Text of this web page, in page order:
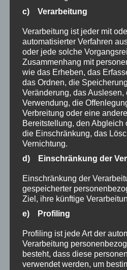
Böllerschützen!
Kunsthandwerkermarkt
Sperrung Alpweg
Azubi gesucht
Jetzt auch bei
Weg Hochgratstraße
Altbürgermeister
Ehrenbürger von
Kirchenkonzert
Fußweg
Sperrung Dorfplatz
Forstarbeiten
Mitarbeiter gesucht!
Bekanntmachung
Sperrung
ISEK –
100 Jahre
Bürgerversammlung
Kita St. Ulrich sucht
Rathaus geschlossen!
c) Verarbeitung
Verarbeitung ist jeder mit
automatisierter Verfahren
oder jede solche
Zusammenhang mit
wie das Erheben, das
das Ordnen, die
Veränderung, das Auslesen,
Verwendung, die
Verbreitung oder eine
Bereitstellung, den Abgleich
die Einschränkung, das
Vernichtung.
d) Einschränkung der
Einschränkung der
gespeicherter
Ziel, ihre künftige
e) Profiling
Profiling ist jede Art der
Verarbeitung
besteht, dass diese
verwendet werden, um